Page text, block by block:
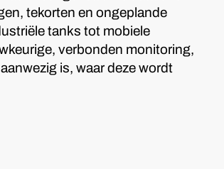
tekorten en ongeplande
tanks tot mobiele
verbonden monitoring,
is, waar deze wordt